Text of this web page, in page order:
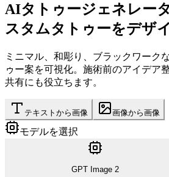
AIタトゥージェネレー
スタムタトゥーをデザ
ミニマル、和彫り、ブラックワーク
ゥー案を可視化。施術前のアイデア
共有にも役立ちます。
テキストから画像 画像から画像
モデルを選択
GPT Image 2